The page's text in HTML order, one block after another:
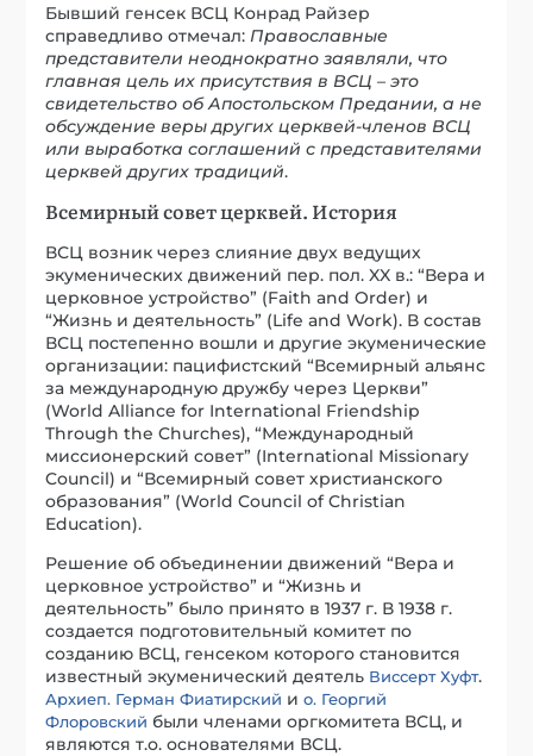
Бывший генсек ВСЦ Конрад Райзер
справедливо отмечал: Православные
представители неоднократно заявляли, что
главная цель их присутствия в ВСЦ – это
свидетельство об Апостольском Предании, а не
обсуждение веры других церквей-членов ВСЦ
или выработка соглашений с представителями
церквей других традиций.
Всемирный совет церквей. История
ВСЦ возник через слияние двух ведущих
экуменических движений пер. пол. XX в.: “Вера и
церковное устройство” (Faith and Order) и
“Жизнь и деятельность” (Life and Work). В состав
ВСЦ постепенно вошли и другие экуменические
организации: пацифистский “Всемирный альянс
за международную дружбу через Церкви”
(World Alliance for International Friendship
Through the Churches), “Международный
миссионерский совет” (International Missionary
Council) и “Всемирный совет христианского
образования” (World Council of Christian
Education).
Решение об объединении движений “Вера и
церковное устройство” и “Жизнь и
деятельность” было принято в 1937 г. В 1938 г.
создается подготовительный комитет по
созданию ВСЦ, генсеком которого становится
известный экуменический деятель Виссерт Хуфт.
Архиеп. Герман Фиатирский ио. Георгий
Флоровский были членами оргкомитета ВСЦ, и
являются т.о. основателями ВСЦ.